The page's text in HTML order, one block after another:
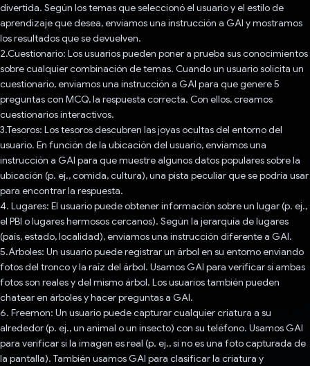
divertida. Según los temas que seleccionó el usuario y el estilo de
aprendizaje que desea, enviamos una instrucción a GAI y mostramos
los resultados que se devuelven.
2.Cuestionario: Los usuarios pueden poner a prueba sus conocimientos
sobre cualquier combinación de temas. Cuando un usuario solicita un
cuestionario, enviamos una instrucción a GAI para que genere 5
preguntas con MCQ, la respuesta correcta. Con ellos, creamos
cuestionarios interactivos.
3.Tesoros: Los tesoros descubren las joyas ocultas del entorno del
usuario. En función de la ubicación del usuario, enviamos una
instrucción a GAI para que muestre algunos datos populares sobre la
ubicación (p. ej., comida, cultura), una pista peculiar que se podría usar
para encontrar la respuesta.
4. Lugares: El usuario puede obtener información sobre un lugar (p. ej.,
el PBI o lugares hermosos cercanos). Según la jerarquía de lugares
(país, estado, localidad), enviamos una instrucción diferente a GAI.
5.Árboles: Un usuario puede registrar un árbol en su entorno enviando
fotos del tronco y la raíz del árbol. Usamos GAI para verificar si ambas
fotos son reales y del mismo árbol. Los usuarios también pueden
chatear en árboles y hacer preguntas a GAI.
6. Freemon: Un usuario puede capturar cualquier criatura a su
alrededor (p. ej., un animal o un insecto) con su teléfono. Usamos GAI
para verificar si la imagen es real (p. ej., si no es una foto capturada de
la pantalla). También usamos GAI para clasificar la criatura y